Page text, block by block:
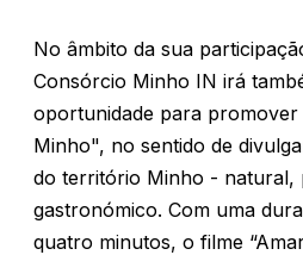
No âmbito da sua
Consórcio Minho IN irá
oportunidade para
Minho", no sentido de
do território Minho - natural,
gastronómico. Com uma
quatro minutos, o filme